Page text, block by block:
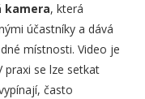
kamera, která
účastníky a dává
místnosti. Video je
praxi se lze setkat
často